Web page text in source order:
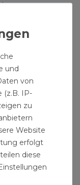
bar
und
von
(z.B. IP-
zu
Website
erfolgt
diese